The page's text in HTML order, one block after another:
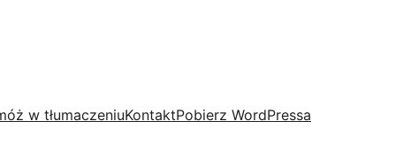
w tłumaczeniuKontaktPobierz WordPressa